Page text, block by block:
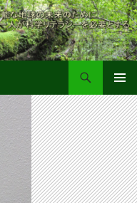
メインメ
ニュー